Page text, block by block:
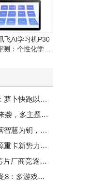
飞AI学习机P30
测：个性化学习
汉文明交通宣传殊荣
您选购好物享实惠
高效布局新路径
背后盈利难题待解
国供应链强势崛起
续航快充实力强劲